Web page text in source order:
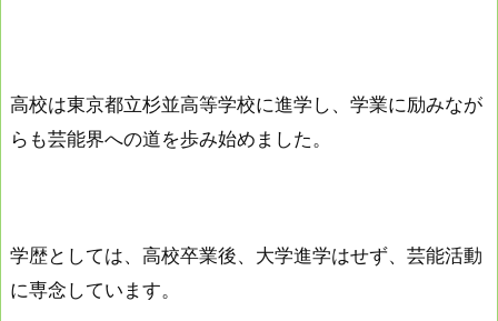
高校は東京都立杉並高等学校に進学し、学業に励みなが
らも芸能界への道を歩み始めました。
学歴としては、高校卒業後、大学進学はせず、芸能活動
に専念しています。